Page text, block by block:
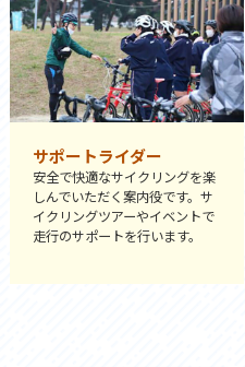
サポートライダー
安全で快適なサイクリングを楽
しんでいただく案内役です。サ
イクリングツアーやイベントで
走行のサポートを行います。